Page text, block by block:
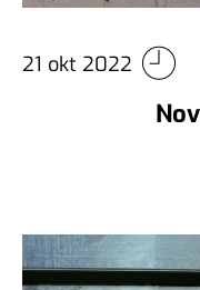
21 okt 2022